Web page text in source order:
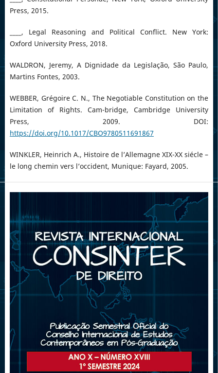
Press, 2015.
____, Legal Reasoning and Political Conflict. New York:
Oxford University Press, 2018.
WALDRON, Jeremy, A Dignidade da Legislação, São Paulo,
Martins Fontes, 2003.
WEBBER, Grégoire C. N., The Negotiable Constitution on the
Limitation of Rights. Cam-bridge, Cambridge University
Press, 2009. DOI:
https://doi.org/10.1017/CBO9780511691867
WINKLER, Heinrich A., Histoire de l’Allemagne XIX-XX siécle –
le long chemin vers l’occident, Munique: Fayard, 2005.